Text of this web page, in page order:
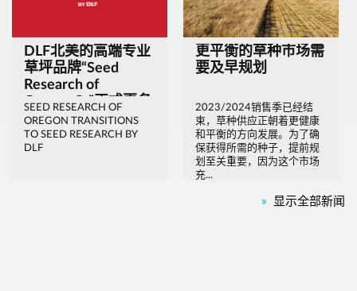
DLF北美的高端专业
草坪品牌“Seed
Research of
Oregon® ”正式更名
为“Seed Research
by DLF™”
SEED RESEARCH OF
OREGON TRANSITIONS
TO SEED RESEARCH BY
DLF
更平衡的草种市场需
要及早规划
2023/2024销售季已经结
束，草种供应正朝着更健康
和平衡的方向发展。为了确
保获得所需的种子，提前规
划至关重要，因为这个市场
充...
» 显示全部新闻